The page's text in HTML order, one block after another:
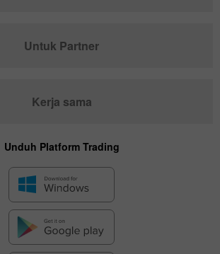
Untuk Partner
Kerja sama
Unduh Platform Trading